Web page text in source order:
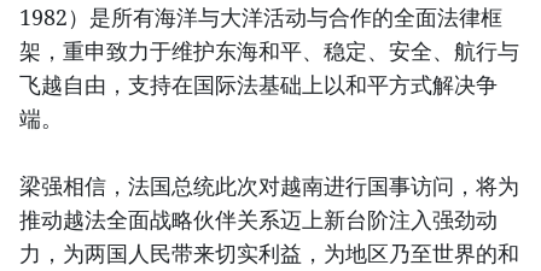
1982）是所有海洋与大洋活动与合作的全面法律框
架，重申致力于维护东海和平、稳定、安全、航行与
飞越自由，支持在国际法基础上以和平方式解决争
端。
梁强相信，法国总统此次对越南进行国事访问，将为
推动越法全面战略伙伴关系迈上新台阶注入强劲动
力，为两国人民带来切实利益，为地区乃至世界的和